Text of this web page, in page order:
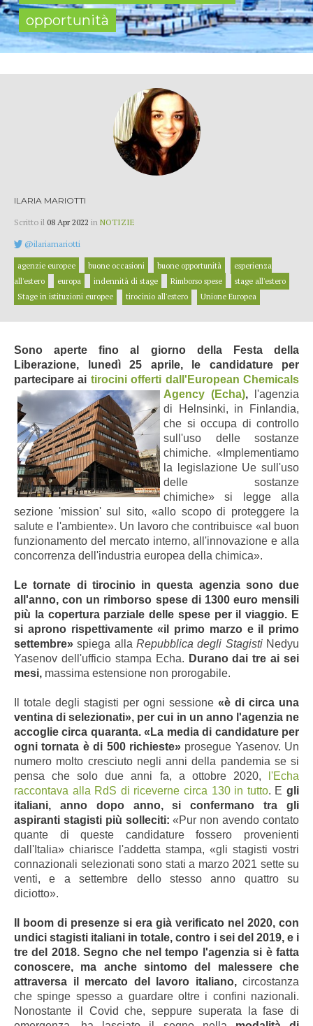
opportunità
ILARIA MARIOTTI
Scritto il 08 Apr 2022 in NOTIZIE
@ilariamariotti
agenzie europee buone occasioni buone opportunità
esperienza
all'estero
europa indennità di stage Rimborso spese
stage all'estero
Stage in istituzioni europee
tirocinio all'estero Unione Europea
Sono aperte fino al giorno della Festa della
Liberazione, lunedì 25 aprile, le candidature per
partecipare ai tirocini offerti dall'European Chemicals
Agency (Echa), l'agenzia
di Helnsinki, in Finlandia,
che si occupa di controllo
sull'uso delle sostanze
chimiche. «Implementiamo
la legislazione Ue sull'uso
delle sostanze
chimiche» si legge alla
sezione 'mission' sul sito, «allo scopo di proteggere la
salute e l'ambiente». Un lavoro che contribuisce «al buon
funzionamento del mercato interno, all'innovazione e alla
concorrenza dell'industria europea della chimica».
Le tornate di tirocinio in questa agenzia sono due
all'anno, con un rimborso spese di 1300 euro mensili
più la copertura parziale delle spese per il viaggio. E
si aprono rispettivamente «il primo marzo e il primo
settembre» spiega alla Repubblica degli Stagisti Nedyu
Yasenov dell'ufficio stampa Echa. Durano dai tre ai sei
mesi, massima estensione non prorogabile.
Il totale degli stagisti per ogni sessione «è di circa una
ventina di selezionati», per cui in un anno l'agenzia ne
accoglie circa quaranta. «La media di candidature per
ogni tornata è di 500 richieste»prosegue Yasenov. Un
numero molto cresciuto negli anni della pandemia se si
pensa che solo due anni fa, a ottobre 2020,
l'Echa
raccontava alla RdS di riceverne circa 130 in tutto. Egli
italiani, anno dopo anno, si confermano tra gli
aspiranti stagisti più solleciti: «Pur non avendo contato
quante di queste candidature fossero provenienti
dall'Italia» chiarisce l'addetta stampa, «gli stagisti vostri
connazionali selezionati sono stati a marzo 2021 sette su
venti, e a settembre dello stesso anno quattro su
diciotto».
Il boom di presenze si era già verificato nel 2020, con
undici stagisti italiani in totale, contro i sei del 2019, e i
tre del 2018. Segno che nel tempo l'agenzia si è fatta
conoscere, ma anche sintomo del malessere che
attraversa il mercato del lavoro italiano, circostanza
che spinge spesso a guardare oltre i confini nazionali.
Nonostante il Covid che, seppure superata la fase di